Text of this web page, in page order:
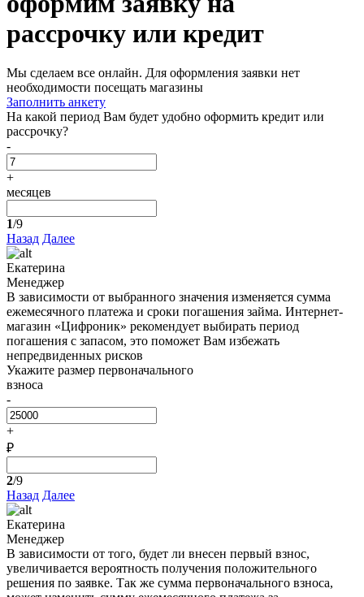
рассрочку или кредит
Мы сделаем все онлайн. Для оформления заявки нет
необходимости посещать магазины
Заполнить анкету
На какой период Вам будет удобно оформить кредит или
рассрочку?
-
+
месяцев
1/9
Назад Далее
Екатерина
Менеджер
В зависимости от выбранного значения изменяется сумма
ежемесячного платежа и сроки погашения займа. Интернет-
магазин «Цифроник» рекомендует выбирать период
погашения с запасом, это поможет Вам избежать
непредвиденных рисков
Укажите размер первоначального
взноса
-
+
₽
2/9
Назад Далее
Екатерина
Менеджер
В зависимости от того, будет ли внесен первый взнос,
увеличивается вероятность получения положительного
решения по заявке. Так же сумма первоначального взноса,